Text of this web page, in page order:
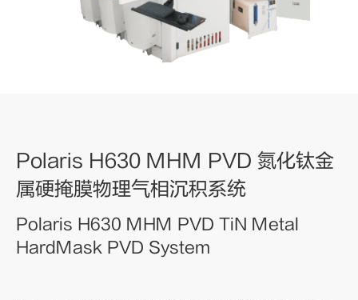
Polaris H630 MHM PVD 氮化钛金
属硬掩膜物理气相沉积系统
Polaris H630 MHM PVD TiN Metal
HardMask PVD System